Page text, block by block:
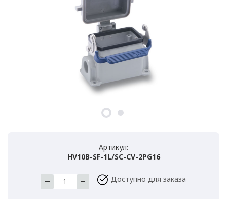
Артикул:
HV10B-SF-1L/SC-CV-2PG16
Доступно для заказа